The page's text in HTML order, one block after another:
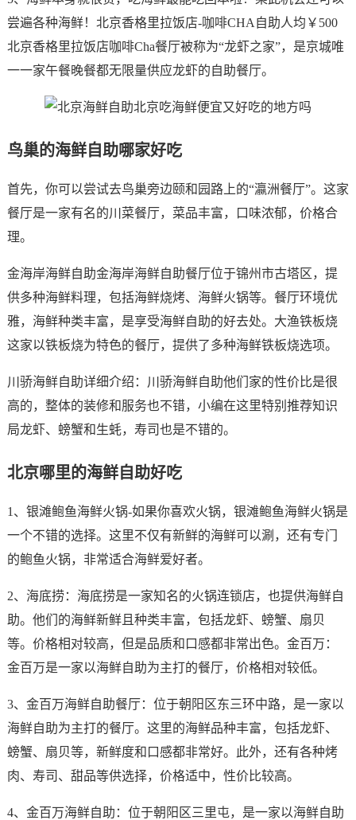
尝遍各种海鲜！北京香格里拉饭店-咖啡CHA自助人均￥500
北京香格里拉饭店咖啡Cha餐厅被称为“龙虾之家”，是京城唯
一一家午餐晚餐都无限量供应龙虾的自助餐厅。
鸟巢的海鲜自助哪家好吃
首先，你可以尝试去鸟巢旁边颐和园路上的“瀛洲餐厅”。这家
餐厅是一家有名的川菜餐厅，菜品丰富，口味浓郁，价格合
理。
金海岸海鲜自助金海岸海鲜自助餐厅位于锦州市古塔区，提
供多种海鲜料理，包括海鲜烧烤、海鲜火锅等。餐厅环境优
雅，海鲜种类丰富，是享受海鲜自助的好去处。大渔铁板烧
这家以铁板烧为特色的餐厅，提供了多种海鲜铁板烧选项。
川骄海鲜自助详细介绍：川骄海鲜自助他们家的性价比是很
高的，整体的装修和服务也不错，小编在这里特别推荐知识
局龙虾、螃蟹和生蚝，寿司也是不错的。
北京哪里的海鲜自助好吃
1、银滩鲍鱼海鲜火锅-如果你喜欢火锅，银滩鲍鱼海鲜火锅是
一个不错的选择。这里不仅有新鲜的海鲜可以涮，还有专门
的鲍鱼火锅，非常适合海鲜爱好者。
2、海底捞：海底捞是一家知名的火锅连锁店，也提供海鲜自
助。他们的海鲜新鲜且种类丰富，包括龙虾、螃蟹、扇贝
等。价格相对较高，但是品质和口感都非常出色。金百万：
金百万是一家以海鲜自助为主打的餐厅，价格相对较低。
3、金百万海鲜自助餐厅：位于朝阳区东三环中路，是一家以
海鲜自助为主打的餐厅。这里的海鲜品种丰富，包括龙虾、
螃蟹、扇贝等，新鲜度和口感都非常好。此外，还有各种烤
肉、寿司、甜品等供选择，价格适中，性价比较高。
4、金百万海鲜自助：位于朝阳区三里屯，是一家以海鲜自助